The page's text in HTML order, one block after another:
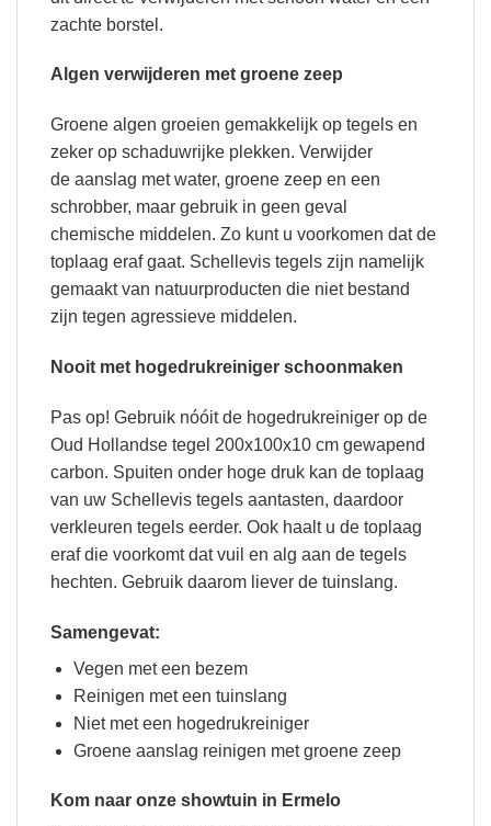
zachte borstel.
Algen verwijderen met groene zeep
Groene algen groeien gemakkelijk op tegels en
zeker op schaduwrijke plekken. Verwijder
de aanslag met water, groene zeep en een
schrobber, maar gebruik in geen geval
chemische middelen. Zo kunt u voorkomen dat de
toplaag eraf gaat. Schellevis tegels zijn namelijk
gemaakt van natuurproducten die niet bestand
zijn tegen agressieve middelen.
Nooit met hogedrukreiniger schoonmaken
Pas op! Gebruik nóóit de hogedrukreiniger op de
Oud Hollandse tegel 200x100x10 cm gewapend
carbon. Spuiten onder hoge druk kan de toplaag
van uw Schellevis tegels aantasten, daardoor
verkleuren tegels eerder. Ook haalt u de toplaag
eraf die voorkomt dat vuil en alg aan de tegels
hechten. Gebruik daarom liever de tuinslang.
Samengevat:
Vegen met een bezem
Reinigen met een tuinslang
Niet met een hogedrukreiniger
Groene aanslag reinigen met groene zeep
Kom naar onze showtuin in Ermelo